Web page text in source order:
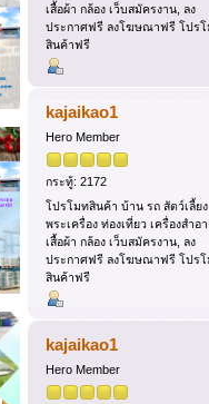
เสื้อผ้า กล้อง เว็บสมัครงาน, ลง
ประกาศฟรี ลงโฆษณาฟรี โปร
สินค้าฟรี
kajaikao1
Hero Member
กระทู้: 2172
โปรโมทสินค้า บ้าน รถ สัตว์เลี้ยง
พระเครื่อง ท่องเที่ยว เครื่องสำอา
เสื้อผ้า กล้อง เว็บสมัครงาน, ลง
ประกาศฟรี ลงโฆษณาฟรี โปร
สินค้าฟรี
kajaikao1
Hero Member